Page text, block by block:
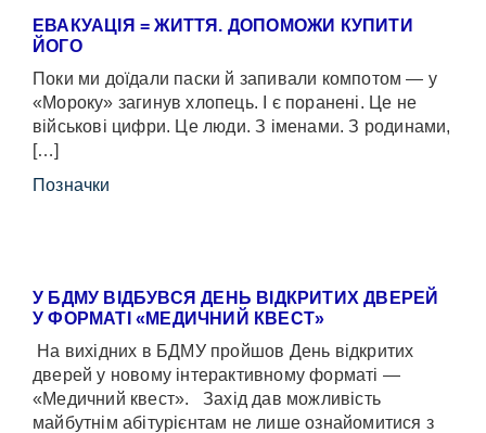
ЕВАКУАЦІЯ = ЖИТТЯ. ДОПОМОЖИ КУПИТИ
ЙОГО
Поки ми доїдали паски й запивали компотом — у
«Мороку» загинув хлопець. І є поранені. Це не
військові цифри. Це люди. З іменами. З родинами,
[…]
Позначки
У БДМУ ВІДБУВСЯ ДЕНЬ ВІДКРИТИХ ДВЕРЕЙ
У ФОРМАТІ «МЕДИЧНИЙ КВЕСТ»
На вихідних в БДМУ пройшов День відкритих
дверей у новому інтерактивному форматі —
«Медичний квест». Захід дав можливість
майбутнім абітурієнтам не лише ознайомитися з